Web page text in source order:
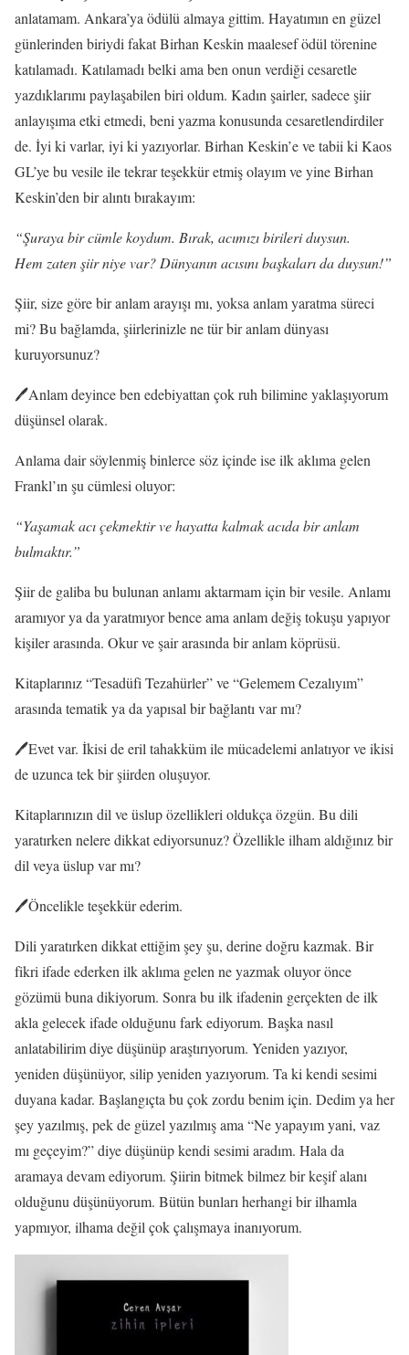
anlatamam. Ankara’ya ödülü almaya gittim. Hayatımın en güzel
günlerinden biriydi fakat Birhan Keskin maalesef ödül törenine
katılamadı. Katılamadı belki ama ben onun verdiği cesaretle
yazdıklarımı paylaşabilen biri oldum. Kadın şairler, sadece şiir
anlayışıma etki etmedi, beni yazma konusunda cesaretlendirdiler
de. İyi ki varlar, iyi ki yazıyorlar. Birhan Keskin’e ve tabii ki Kaos
GL’ye bu vesile ile tekrar teşekkür etmiş olayım ve yine Birhan
Keskin’den bir alıntı bırakayım:
“Şuraya bir cümle koydum. Bırak, acımızı birileri duysun.
Hem zaten şiir niye var? Dünyanın acısını başkaları da duysun!”
Şiir, size göre bir anlam arayışı mı, yoksa anlam yaratma süreci
mi? Bu bağlamda, şiirlerinizle ne tür bir anlam dünyası
kuruyorsunuz?
🖊️Anlam deyince ben edebiyattan çok ruh bilimine yaklaşıyorum
düşünsel olarak.
Anlama dair söylenmiş binlerce söz içinde ise ilk aklıma gelen
Frankl’ın şu cümlesi oluyor:
“Yaşamak acı çekmektir ve hayatta kalmak acıda bir anlam
bulmaktır.”
Şiir de galiba bu bulunan anlamı aktarmam için bir vesile. Anlamı
aramıyor ya da yaratmıyor bence ama anlam değiş tokuşu yapıyor
kişiler arasında. Okur ve şair arasında bir anlam köprüsü.
Kitaplarınız “Tesadüfi Tezahürler” ve “Gelemem Cezalıyım”
arasında tematik ya da yapısal bir bağlantı var mı?
🖊️Evet var. İkisi de eril tahakküm ile mücadelemi anlatıyor ve ikisi
de uzunca tek bir şiirden oluşuyor.
Kitaplarınızın dil ve üslup özellikleri oldukça özgün. Bu dili
yaratırken nelere dikkat ediyorsunuz? Özellikle ilham aldığınız bir
dil veya üslup var mı?
🖊️Öncelikle teşekkür ederim.
Dili yaratırken dikkat ettiğim şey şu, derine doğru kazmak. Bir
fikri ifade ederken ilk aklıma gelen ne yazmak oluyor önce
gözümü buna dikiyorum. Sonra bu ilk ifadenin gerçekten de ilk
akla gelecek ifade olduğunu fark ediyorum. Başka nasıl
anlatabilirim diye düşünüp araştırıyorum. Yeniden yazıyor,
yeniden düşünüyor, silip yeniden yazıyorum. Ta ki kendi sesimi
duyana kadar. Başlangıçta bu çok zordu benim için. Dedim ya her
şey yazılmış, pek de güzel yazılmış ama “Ne yapayım yani, vaz
mı geçeyim?” diye düşünüp kendi sesimi aradım. Hala da
aramaya devam ediyorum. Şiirin bitmek bilmez bir keşif alanı
olduğunu düşünüyorum. Bütün bunları herhangi bir ilhamla
yapmıyor, ilhama değil çok çalışmaya inanıyorum.